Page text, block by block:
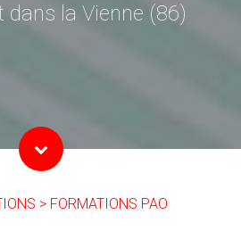
dans la Vienne (86)
> FORMATIONS PAO